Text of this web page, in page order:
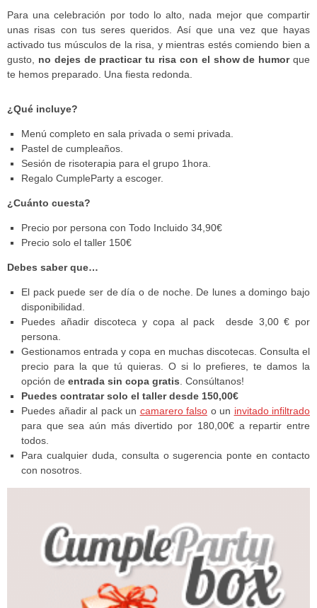
Para una celebración por todo lo alto, nada mejor que compartir
unas risas con tus seres queridos. Así que una vez que hayas
activado tus músculos de la risa, y mientras estés comiendo bien a
gusto, no dejes de practicar tu risa con el show de humorque
te hemos preparado. Una fiesta redonda.
¿Qué incluye?
Menú completo en sala privada o semi privada.
Pastel de cumpleaños.
Sesión de risoterapia para el grupo 1hora.
Regalo CumpleParty a escoger.
¿Cuánto cuesta?
Precio por persona con Todo Incluido 34,90€
Precio solo el taller 150€
Debes saber que…
El pack puede ser de día o de noche. De lunes a domingo bajo
disponibilidad.
Puedes añadir discoteca y copa al pack desde 3,00 € por
persona.
Gestionamos entrada y copa en muchas discotecas. Consulta el
precio para la que tú quieras. O si lo prefieres, te damos la
opción de entrada sin copa gratis . Consúltanos!
Puedes contratar solo el taller desde 150,00€
Puedes añadir al pack un camarero falso o un invitado infiltrado
para que sea aún más divertido por 180,00€ a repartir entre
todos.
Para cualquier duda, consulta o sugerencia ponte en contacto
con nosotros.